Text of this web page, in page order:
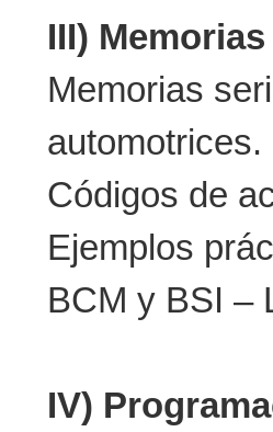
III)
Memorias
automotrices.
Códigos de
Ejemplos
BCM y BSI –
IV)